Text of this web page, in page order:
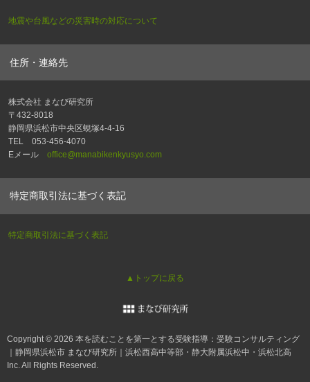
地震や台風などの災害時の対応について
住所・連絡先
株式会社 まなび研究所
〒432-8018
静岡県浜松市中央区蜆塚4-4-16
TEL 053-456-4070
Eメール office@manabikenkyusyo.com
特定商取引法に基づく表記
特定商取引法に基づく表記
▲トップに戻る
Copyright © 2026 本を読むことを第一とする受験指導：受験コンサルティング
｜静岡県浜松市 まなび研究所｜浜松西高中等部・静大附属浜松中・浜松北高
Inc. All Rights Reserved.